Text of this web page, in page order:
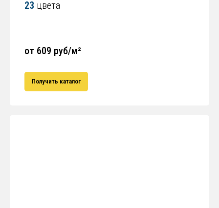
23 цвета
от 609 руб/м²
Получить каталог